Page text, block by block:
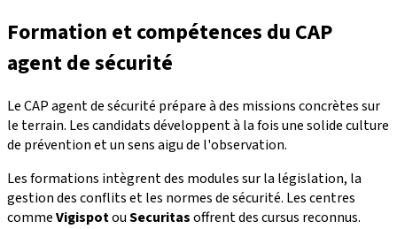
Formation et compétences du CAP
agent de sécurité
Le CAP agent de sécurité prépare à des missions concrètes sur
le terrain. Les candidats développent à la fois une solide culture
de prévention et un sens aigu de l'observation.
Les formations intègrent des modules sur la législation, la
gestion des conflits et les normes de sécurité. Les centres
commeVigispotouSecuritasoffrent des cursus reconnus.